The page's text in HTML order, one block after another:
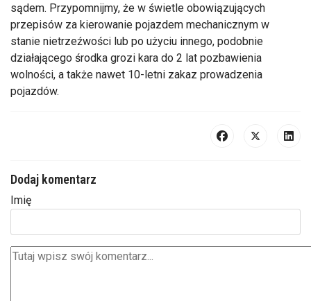
sądem. Przypomnijmy, że w świetle obowiązujących
przepisów za kierowanie pojazdem mechanicznym w
stanie nietrzeźwości lub po użyciu innego, podobnie
działającego środka grozi kara do 2 lat pozbawienia
wolności, a także nawet 10-letni zakaz prowadzenia
pojazdów.
Dodaj komentarz
Imię